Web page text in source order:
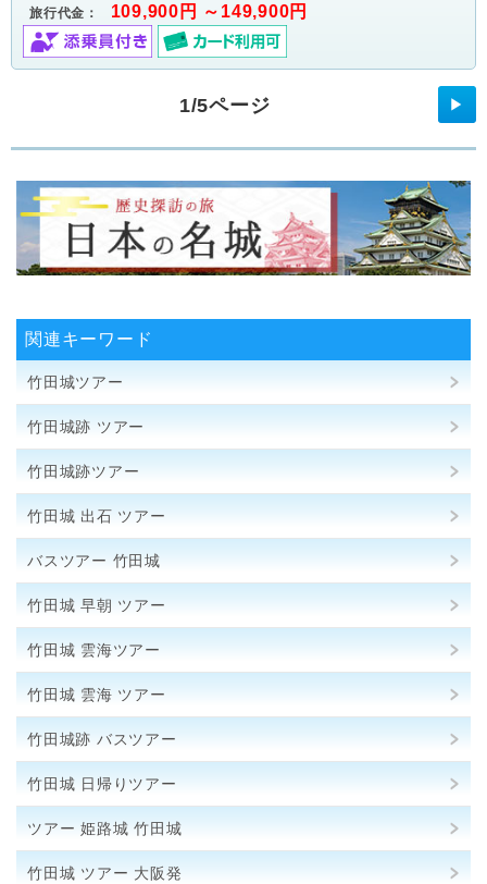
旅行代金： 109,900円 ～149,900円
1/5ページ ▶
関連キーワード
竹田城ツアー
竹田城跡 ツアー
竹田城跡ツアー
竹田城 出石 ツアー
バスツアー 竹田城
竹田城 早朝 ツアー
竹田城 雲海ツアー
竹田城 雲海 ツアー
竹田城跡 バスツアー
竹田城 日帰りツアー
ツアー 姫路城 竹田城
竹田城 ツアー 大阪発